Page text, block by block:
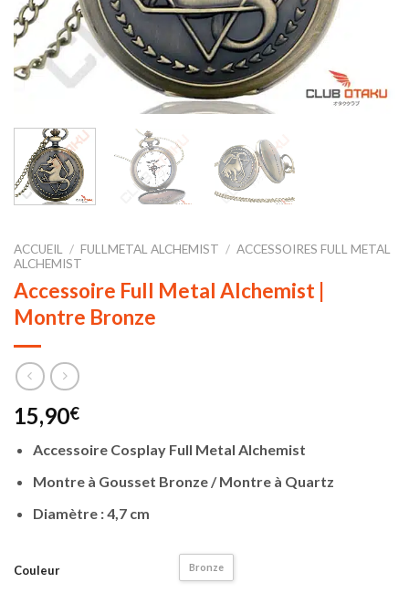
ACCUEIL / FULLMETAL ALCHEMIST / ACCESSOIRES FULL METAL
ALCHEMIST
Accessoire Full Metal Alchemist |
Montre Bronze
15,90€
Accessoire Cosplay Full Metal Alchemist
Montre à Gousset Bronze / Montre à Quartz
Diamètre : 4,7 cm
Couleur Bronze